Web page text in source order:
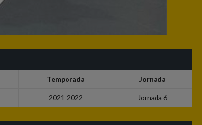
Temporada Jornada
2021-2022 Jornada 6